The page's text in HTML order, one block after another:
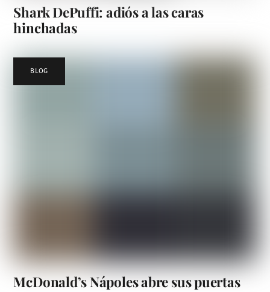
Shark DePuffi: adiós a las caras
hinchadas
BLOG
McDonald’s Nápoles abre sus puertas